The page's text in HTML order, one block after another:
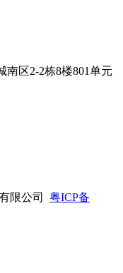
区2-2栋8楼801单元
限公司 粤ICP备